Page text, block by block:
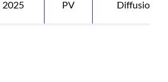
2025 PV Diffusion